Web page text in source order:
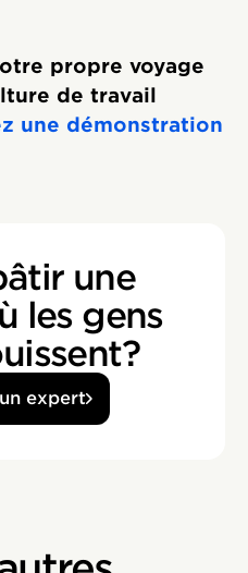
propre voyage
de travail
une démonstration
une
les gens
expert